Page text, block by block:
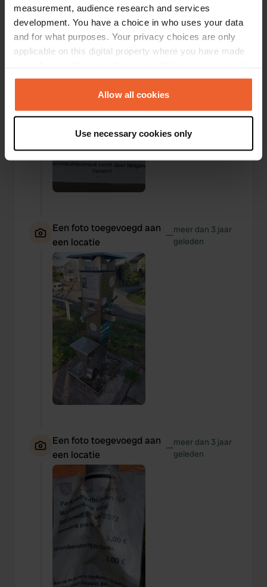
measurement, audience research and services
development. You have a choice in who uses your data
and for what purposes. Your privacy choices are only
applicable on this digital property where you have made
any time from the Cookie Declaration or by clicking on
the Privacy trigger icon.
Collect information about your geographical location
which can be accurate to within several meters
Identify your device by actively scanning it for
specific characteristics (fingerprinting)
We use cookies to personalise content and ads, to
provide social media features and to analyse our traffic.
We also share information about your use of our site with
our social media, advertising and analytics partners who
may combine it with other information that you’ve
provided to them or that they’ve collected from your use
of their services.
Allow all cookies
Use necessary cookies only
Een foto toegevoegd aan
een locatie
— meer dan 3 jaar
geleden
Een foto toegevoegd aan
een locatie
—meer dan 3 jaar
geleden
Een foto toegevoegd aan
een locatie
—meer dan 3 jaar
geleden